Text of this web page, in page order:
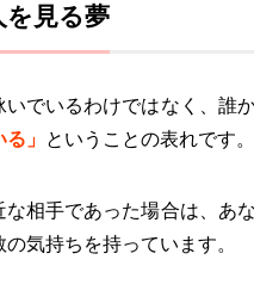
を見る夢
いでいるわけではなく、誰
る 」 ということの表れです
な相手であった場合は、あ
気持ちを持っています。